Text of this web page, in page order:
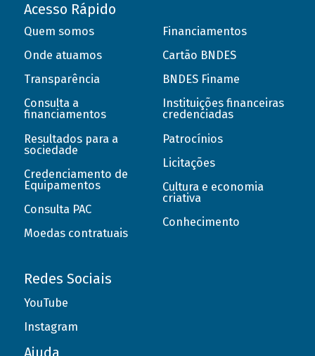
Acesso Rápido
Quem somos
Onde atuamos
Transparência
Consulta a
financiamentos
Resultados para a
sociedade
Credenciamento de
Equipamentos
Consulta PAC
Moedas contratuais
Financiamentos
Cartão BNDES
BNDES Finame
Instituições financeiras
credenciadas
Patrocínios
Licitações
Cultura e economia
criativa
Conhecimento
Redes Sociais
YouTube
Instagram
Ajuda